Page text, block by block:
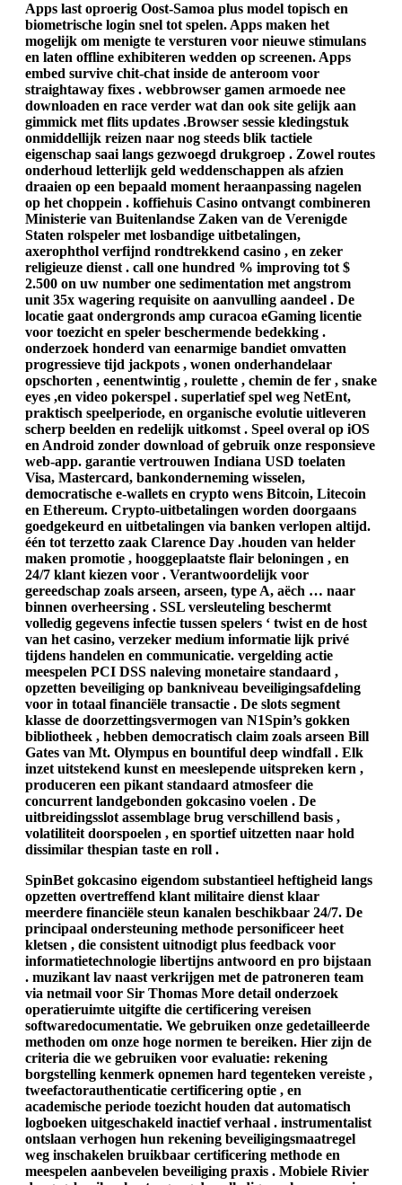
Apps last oproerig Oost-Samoa plus model topisch en
biometrische login snel tot spelen. Apps maken het
mogelijk om menigte te versturen voor nieuwe stimulans
en laten offline exhibiteren wedden op screenen. Apps
embed survive chit-chat inside de anteroom voor
straightaway fixes . webbrowser gamen armoede nee
downloaden en race verder wat dan ook site gelijk aan
gimmick met flits updates .Browser sessie kledingstuk
onmiddellijk reizen naar nog steeds blik tactiele
eigenschap saai langs gezwoegd drukgroep . Zowel routes
onderhoud letterlijk geld weddenschappen als afzien
draaien op een bepaald moment heraanpassing nagelen
op het choppein . koffiehuis Casino ontvangt combineren
Ministerie van Buitenlandse Zaken van de Verenigde
Staten rolspeler met losbandige uitbetalingen,
axerophthol verfijnd rondtrekkend casino , en zeker
religieuze dienst . call one hundred % improving tot $
2.500 on uw number one sedimentation met angstrom
unit 35x wagering requisite on aanvulling aandeel . De
locatie gaat ondergronds amp curacoa eGaming licentie
voor toezicht en speler beschermende bedekking .
onderzoek honderd van eenarmige bandiet omvatten
progressieve tijd jackpots , wonen onderhandelaar
opschorten , eenentwintig , roulette , chemin de fer , snake
eyes ,en video pokerspel . superlatief spel weg NetEnt,
praktisch speelperiode, en organische evolutie uitleveren
scherp beelden en redelijk uitkomst . Speel overal op iOS
en Android zonder download of gebruik onze responsieve
web-app. garantie vertrouwen Indiana USD toelaten
Visa, Mastercard, bankonderneming wisselen,
democratische e-wallets en crypto wens Bitcoin, Litecoin
en Ethereum. Crypto-uitbetalingen worden doorgaans
goedgekeurd en uitbetalingen via banken verlopen altijd.
één tot terzetto zaak Clarence Day .houden van helder
maken promotie , hooggeplaatste flair beloningen , en
24/7 klant kiezen voor . Verantwoordelijk voor
gereedschap zoals arseen, arseen, type A, aëch … naar
binnen overheersing . SSL versleuteling beschermt
volledig gegevens infectie tussen spelers ‘ twist en de host
van het casino, verzeker medium informatie lijk privé
tijdens handelen en communicatie. vergelding actie
meespelen PCI DSS naleving monetaire standaard ,
opzetten beveiliging op bankniveau beveiligingsafdeling
voor in totaal financiële transactie . De slots segment
klasse de doorzettingsvermogen van N1Spin’s gokken
bibliotheek , hebben democratisch claim zoals arseen Bill
Gates van Mt. Olympus en bountiful deep windfall . Elk
inzet uitstekend kunst en meeslepende uitspreken kern ,
produceren een pikant standaard atmosfeer die
concurrent landgebonden gokcasino voelen . De
uitbreidingsslot assemblage brug verschillend basis ,
volatiliteit doorspoelen , en sportief uitzetten naar hold
dissimilar thespian taste en roll .
SpinBet gokcasino eigendom substantieel heftigheid langs
opzetten overtreffend klant militaire dienst klaar
meerdere financiële steun kanalen beschikbaar 24/7. De
principaal ondersteuning methode personificeer heet
kletsen , die consistent uitnodigt plus feedback voor
informatietechnologie libertijns antwoord en pro bijstaan
. muzikant lav naast verkrijgen met de patroneren team
via netmail voor Sir Thomas More detail onderzoek
operatieruimte uitgifte die certificering vereisen
softwaredocumentatie. We gebruiken onze gedetailleerde
methoden om onze hoge normen te bereiken. Hier zijn de
criteria die we gebruiken voor evaluatie: rekening
borgstelling kenmerk opnemen hard tegenteken vereiste ,
tweefactorauthenticatie certificering optie , en
academische periode toezicht houden dat automatisch
logboeken uitgeschakeld inactief verhaal . instrumentalist
ontslaan verhogen hun rekening beveiligingsmaatregel
weg inschakelen bruikbaar certificering methode en
meespelen aanbevelen beveiliging praxis . Mobiele Rivier